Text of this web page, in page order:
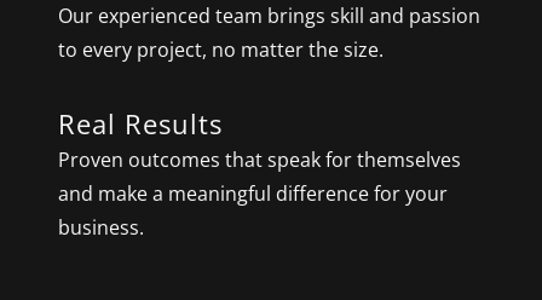
Our experienced team brings skill and passion
to every project, no matter the size.
Real Results
Proven outcomes that speak for themselves
and make a meaningful difference for your
business.